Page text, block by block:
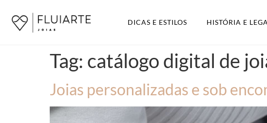
DICAS E ESTILOS HISTÓRIA E
Tag: catálogo digital de
Joias personalizadas e sob